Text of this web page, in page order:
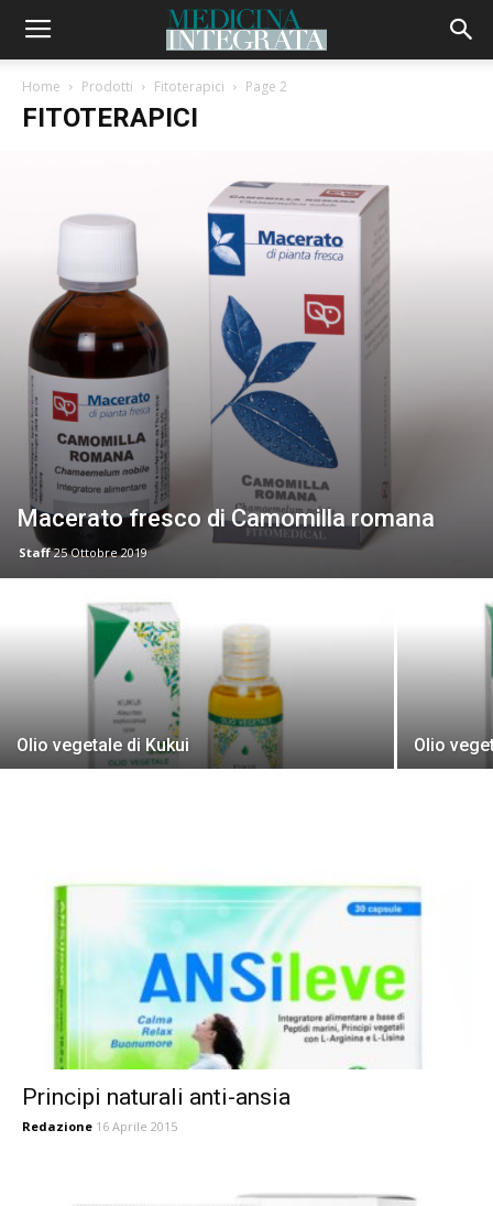
Home Prodotti Fitoterapici Page 2
FITOTERAPICI
Macerato fresco di Camomilla romana
Staff 25 Ottobre 2019
Olio vegetale di Kukui Olio
Principi naturali anti-ansia
Redazione 16 Aprile 2015